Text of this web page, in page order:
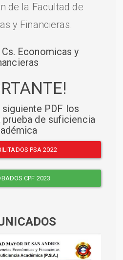
de la Facultad de
y Financieras.
Economicas y
PDF los
de suficiencia
PSA 2022
CPF 2023